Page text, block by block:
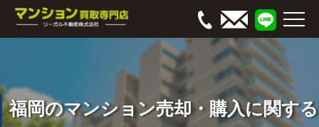
福岡のマンション売却・購入に関する